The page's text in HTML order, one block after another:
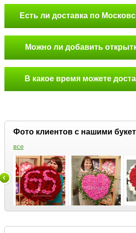
Есть ли доставка по
Можно ли добавить
В какое время можете
Фото клиентов с нашими
все